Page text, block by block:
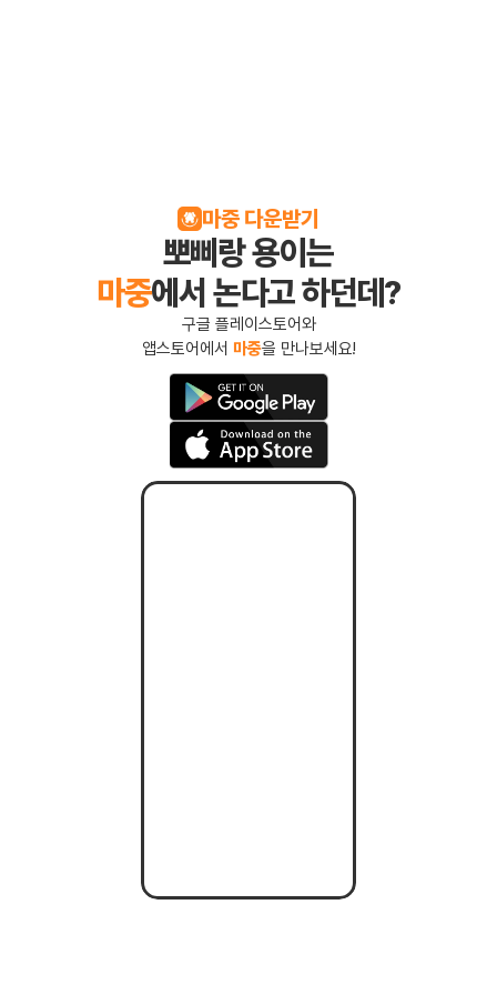
마중 다운받기
뽀삐랑 용이는
마중에서 논다고 하던데?
구글 플레이스토어와
앱스토어에서 마중을 만나보세요!